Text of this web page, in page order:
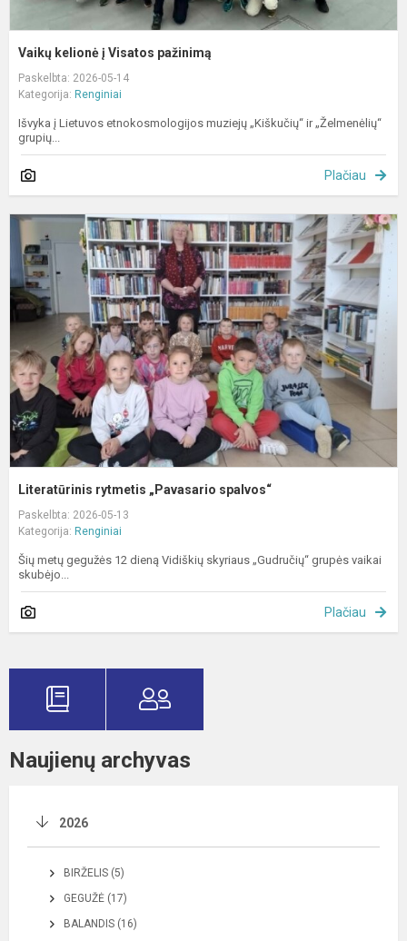
Vaikų kelionė į Visatos pažinimą
Paskelbta: 2026-05-14
Kategorija: Renginiai
Išvyka į Lietuvos etnokosmologijos muziejų „Kiškučių“ ir „Želmenėlių“
grupių...
Plačiau
Literatūrinis rytmetis „Pavasario spalvos“
Paskelbta: 2026-05-13
Kategorija: Renginiai
Šių metų gegužės 12 dieną Vidiškių skyriaus „Gudručių“ grupės vaikai
skubėjo...
Plačiau
Naujienų archyvas
2026
BIRŽELIS (5)
GEGUŽĖ (17)
BALANDIS (16)